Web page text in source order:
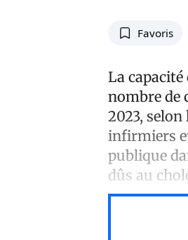
Favoris
La
nombre de
2023,
infirmiers
publique
dûs au